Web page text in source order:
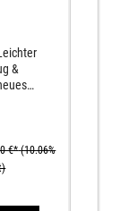
&
1€* (10.06%